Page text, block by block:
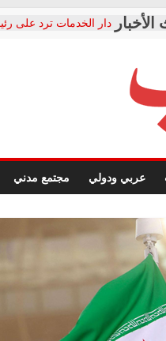
دار الخدمات ترد على
معاناة أصحاب
فرحات سليمان يكتب:
حزب التحالف الشعبي
صور .. اعتماد الرسومات
الوزاري لمدينة
إنشاء المبنى الإداري
متابعة قضية الدكتور
قرينة البراءة وضمانات
عربي ودولي مجتمع مدني